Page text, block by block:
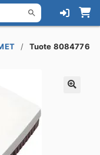
Tuote 8084776